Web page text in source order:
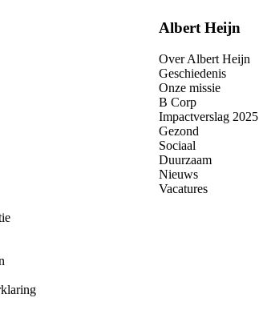
Albert Heijn
Over Albert Heijn
Geschiedenis
Onze missie
B Corp
Impactverslag 2025
Gezond
Sociaal
Duurzaam
Nieuws
Vacatures